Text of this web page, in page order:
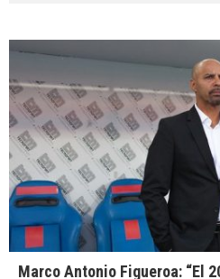
Marco Antonio Figueroa: “El